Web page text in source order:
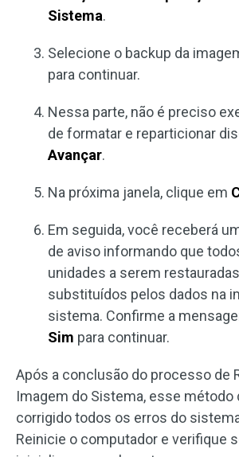
Sistema.
Selecione o backup da
para continuar.
Nessa parte, não é preciso
de formatar e reparticionar
Avançar.
Na próxima janela, clique em
Em seguida, você receberá
de aviso informando que
unidades a serem
substituídos pelos dados na
sistema. Confirme a
Sim para continuar.
Após a conclusão do processo de
Imagem do Sistema, esse método
corrigido todos os erros do
Reinicie o computador e verifique